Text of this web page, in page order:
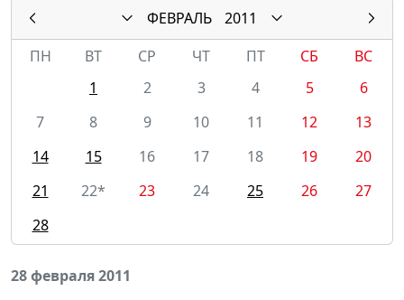
ФЕВРАЛЬ
2011
ПН
ВТ СР ЧТ ПТ СБ
ВС
1
2 3 4 5
6
7
8 9 10 11 12
13
14
15 16 17 18 19
20
21
22* 23 24 25 26
27
28
28 февраля 2011